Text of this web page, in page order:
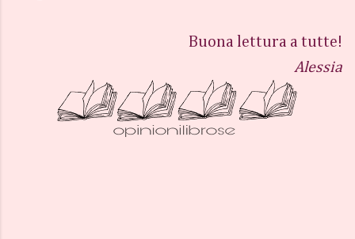
Buona lettura a tutte!
Alessia